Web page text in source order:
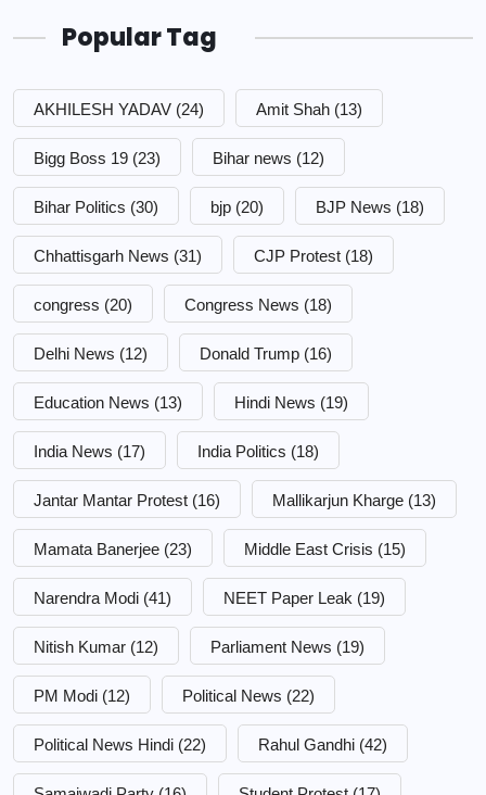
Popular Tag
AKHILESH YADAV (24) Amit Shah (13)
Bigg Boss 19 (23) Bihar news (12)
Bihar Politics (30) bjp (20) BJP News (18)
Chhattisgarh News (31) CJP Protest (18)
congress (20) Congress News (18)
Delhi News (12) Donald Trump (16)
Education News (13) Hindi News (19)
India News (17) India Politics (18)
Jantar Mantar Protest (16) Mallikarjun Kharge (13)
Mamata Banerjee (23) Middle East Crisis (15)
Narendra Modi (41) NEET Paper Leak (19)
Nitish Kumar (12) Parliament News (19)
PM Modi (12) Political News (22)
Political News Hindi (22) Rahul Gandhi (42)